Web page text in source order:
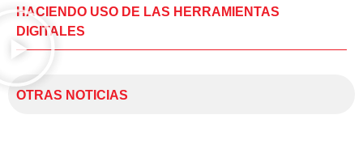
HACIENDO USO DE LAS HERRAMIENTAS
DIGITALES
OTRAS NOTICIAS